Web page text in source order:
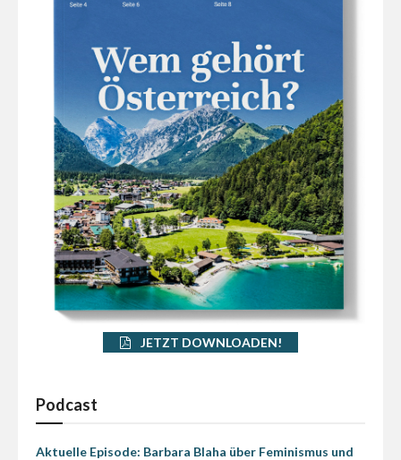
JETZT DOWNLOADEN!
Podcast
Aktuelle Episode: Barbara Blaha über Feminismus und